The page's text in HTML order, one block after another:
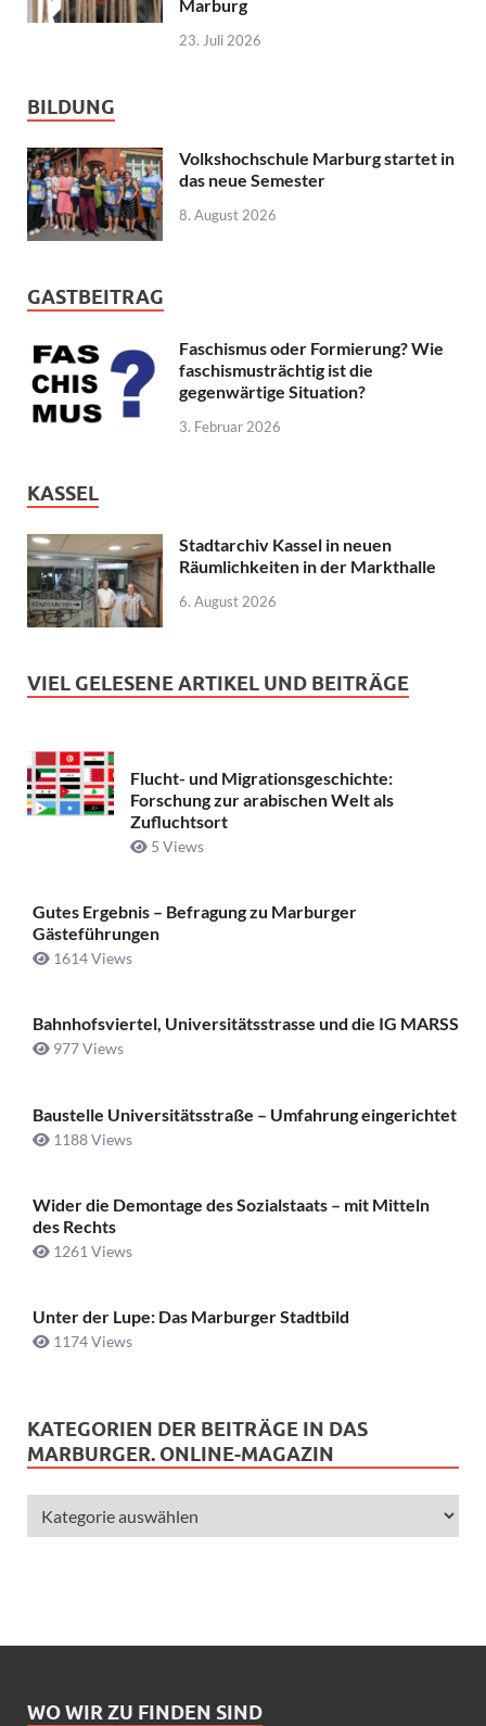
Marburg
23. Juli 2026
BILDUNG
Volkshochschule Marburg startet in
das neue Semester
8. August 2026
GASTBEITRAG
Faschismus oder Formierung? Wie
faschismusträchtig ist die
gegenwärtige Situation?
3. Februar 2026
KASSEL
Stadtarchiv Kassel in neuen
Räumlichkeiten in der Markthalle
6. August 2026
VIEL GELESENE ARTIKEL UND BEITRÄGE
Flucht- und Migrationsgeschichte:
Forschung zur arabischen Welt als
Zufluchtsort
5 Views
Gutes Ergebnis – Befragung zu Marburger
Gästeführungen
1614 Views
Bahnhofsviertel, Universitätsstrasse und die IG MARSS
977 Views
Baustelle Universitätsstraße ­– Umfahrung eingerichtet
1188 Views
Wider die Demontage des Sozialstaats – mit Mitteln
des Rechts
1261 Views
Unter der Lupe: Das Marburger Stadtbild
1174 Views
KATEGORIEN DER BEITRÄGE IN DAS
MARBURGER. ONLINE-MAGAZIN
WO WIR ZU FINDEN SIND